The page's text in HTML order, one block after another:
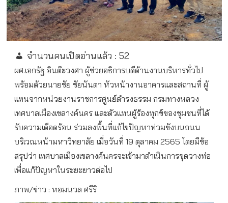
จำนวนคนเปิดอ่านแล้ว : 52
ผศ.เอกรัฐ อินต๊ะวงศา ผู้ช่วยอธิการบดีด้านงานบริหารทั่วไป
พร้อมด้วยนายชัย ชัยนันตา หัวหน้างานอาคารและสถานที่ ผู้
แทนจากหน่วยงานราชการศูนย์ดำรงธรรม กรมทางหลวง
เทศบาลเมืองเขลางค์นคร และตัวแทนผู้ร้องทุกข์ของชุมชนที่ได้
รับความเดือดร้อน ร่วมลงพื้นที่แก้ไขปัญหาท่วมขังบนถนน
บริเวณหน้ามหาวิทยาลัย เมื่อวันที่ 19 ตุลาคม 2565 โดยมีข้อ
สรุปว่า เทศบาลเมืองเขลางค์นครจะเข้ามาดำเนินการขุดวางท่อ
เพื่อแก้ปัญหาในระยะยาวต่อไป
ภาพ/ข่าว : หอมนวล ศรีริ